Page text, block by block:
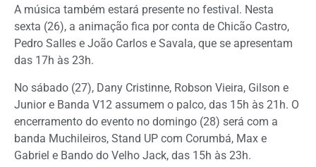
A música também estará presente no festival. Nesta
sexta (26), a animação fica por conta de Chicão Castro,
Pedro Salles e João Carlos e Savala, que se apresentam
das 17h às 23h.
No sábado (27), Dany Cristinne, Robson Vieira, Gilson e
Junior e Banda V12 assumem o palco, das 15h às 21h. O
encerramento do evento no domingo (28) será com a
banda Muchileiros, Stand UP com Corumbá, Max e
Gabriel e Bando do Velho Jack, das 15h às 23h.